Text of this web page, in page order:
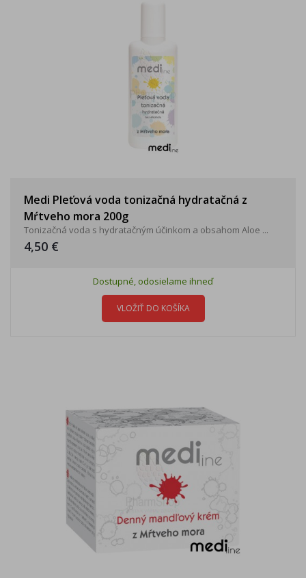
Medi Pleťová voda tonizačná hydratačná z
Mŕtveho mora 200g
Tonizačná voda s hydratačným účinkom a obsahom Aloe ...
4,50 €
Dostupné, odosielame ihneď
VLOŽIŤ DO KOŠÍKA